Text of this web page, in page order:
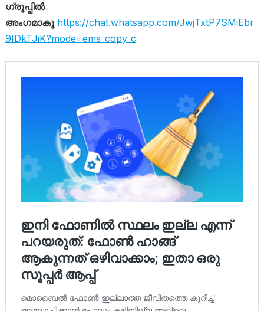
ഗ്രൂപ്പിൽ
അംഗമാകൂ https://chat.whatsapp.com/JwjTxtP7SMiEbr
9IDkTJiK?mode=ems_copy_c